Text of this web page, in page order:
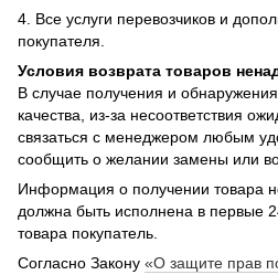
4. Все услуги перевозчиков и
покупателя.
Условия возврата товаров
В случае получения и
качества, из-за несоответствия
связаться с менеджером любым
сообщить о желании замены или
Информация о получении товара
должна быть исполнена в первые
товара покупатель.
Согласно Закону «О защите прав